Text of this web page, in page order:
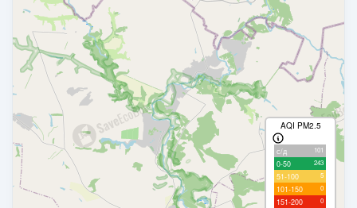
AQI PM2.5
с/д 101
0-50 243
51-100 5
101-150 0
151-200 0